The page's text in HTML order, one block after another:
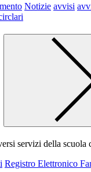
Notizie avvisi
servizi della scuola
Registro Elettronico